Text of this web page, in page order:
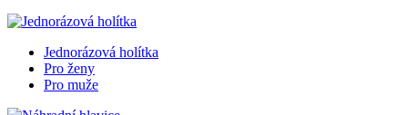
Jednorázová holítka
Pro ženy
Pro muže